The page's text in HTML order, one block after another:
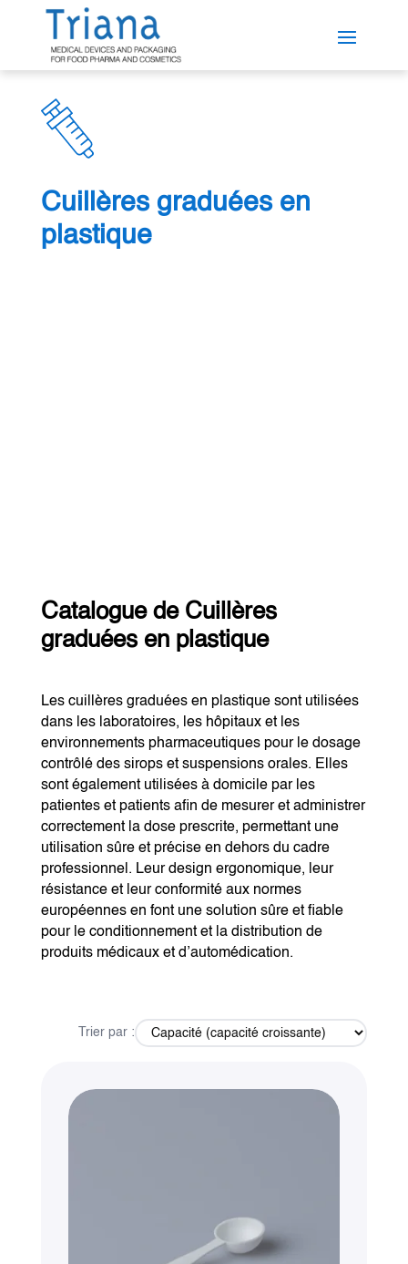
Cuillères graduées en
plastique
Catalogue de Cuillères
graduées en plastique
Les cuillères graduées en plastique sont utilisées
dans les laboratoires, les hôpitaux et les
environnements pharmaceutiques pour le dosage
contrôlé des sirops et suspensions orales. Elles
sont également utilisées à domicile par les
patientes et patients afin de mesurer et administrer
correctement la dose prescrite, permettant une
utilisation sûre et précise en dehors du cadre
professionnel. Leur design ergonomique, leur
résistance et leur conformité aux normes
européennes en font une solution sûre et fiable
pour le conditionnement et la distribution de
produits médicaux et d’automédication.
Trier par :